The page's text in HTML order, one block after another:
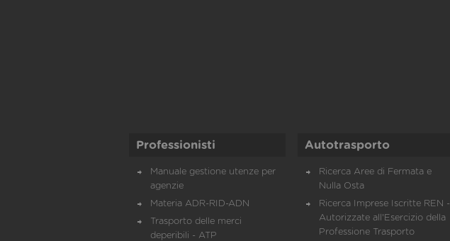
Professionisti
Manuale gestione utenze per
agenzie
Materia ADR-RID-ADN
Trasporto delle merci
deperibili - ATP
Autotrasporto
Ricerca Aree di Fermata e
Nulla Osta
Ricerca Imprese Iscritte REN -
Autorizzate all'Esercizio della
Professione Trasporto